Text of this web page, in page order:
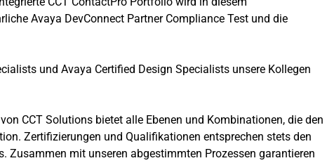
Avaya DevConnect Partner Compliance Test und die
und Avaya Certified Design Specialists unsere Kollegen
CCT Solutions bietet alle Ebenen und Kombinationen, die den
Zertifizierungen und Qualifikationen entsprechen stets den
Zusammen mit unseren abgestimmten Prozessen garantieren